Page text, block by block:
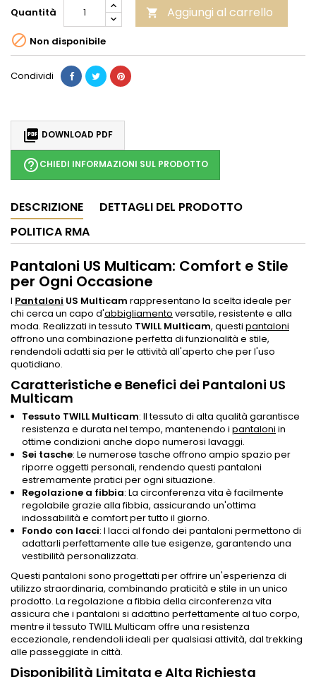
Quantità  Aggiungi al carrello
 Non disponibile
Condividi
 DOWNLOAD PDF
help_outlineCHIEDI INFORMAZIONI SUL PRODOTTO
DESCRIZIONE
DETTAGLI DEL PRODOTTO
POLITICA RMA
Pantaloni US Multicam: Comfort e Stile
per Ogni Occasione
I Pantaloni US Multicam rappresentano la scelta ideale per
chi cerca un capo d'abbigliamento versatile, resistente e alla
moda. Realizzati in tessuto TWILL Multicam, questi pantaloni
offrono una combinazione perfetta di funzionalità e stile,
rendendoli adatti sia per le attività all'aperto che per l'uso
quotidiano.
Caratteristiche e Benefici dei Pantaloni US
Multicam
Tessuto TWILL Multicam: Il tessuto di alta qualità garantisce
resistenza e durata nel tempo, mantenendo i pantaloni in
ottime condizioni anche dopo numerosi lavaggi.
Sei tasche: Le numerose tasche offrono ampio spazio per
riporre oggetti personali, rendendo questi pantaloni
estremamente pratici per ogni situazione.
Regolazione a fibbia: La circonferenza vita è facilmente
regolabile grazie alla fibbia, assicurando un'ottima
indossabilità e comfort per tutto il giorno.
Fondo con lacci: I lacci al fondo dei pantaloni permettono di
adattarli perfettamente alle tue esigenze, garantendo una
vestibilità personalizzata.
Questi pantaloni sono progettati per offrire un'esperienza di
utilizzo straordinaria, combinando praticità e stile in un unico
prodotto. La regolazione a fibbia della circonferenza vita
assicura che i pantaloni si adattino perfettamente al tuo corpo,
mentre il tessuto TWILL Multicam offre una resistenza
eccezionale, rendendoli ideali per qualsiasi attività, dal trekking
alle passeggiate in città.
Disponibilità Limitata e Alta Richiesta